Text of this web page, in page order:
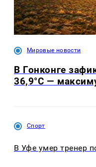
Мировые новости
В Гонконге
36,9°C —
Спорт
В Уфе умер тренер